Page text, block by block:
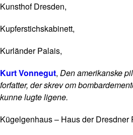
Kunsthof Dresden,
Kupferstichskabinett,
Kurländer Palais,
Kurt Vonnegut, Den amerikanske
forfatter, der skrev om
kunne lugte ligene.
Kügelgenhaus – Haus der Dresdner